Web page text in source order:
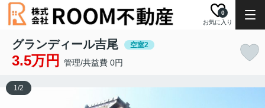
お気に入り
0
グランディール吉尾 空室2
3.5万円 管理/共益費 0円
1/2